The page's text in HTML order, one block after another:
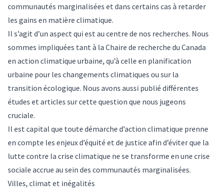
communautés marginalisées et dans certains cas à retarder
les gains en matière climatique.
Il s’agit d’un aspect qui est au centre de nos recherches. Nous
sommes impliquées tant à la Chaire de recherche du Canada
en action climatique urbaine, qu’à celle en planification
urbaine pour les changements climatiques ou sur la
transition écologique. Nous avons aussi publié différentes
études et articles sur cette question que nous jugeons
cruciale.
Il est capital que toute démarche d’action climatique prenne
en compte les enjeux d’équité et de justice afin d’éviter que la
lutte contre la crise climatique ne se transforme en une crise
sociale accrue au sein des communautés marginalisées.
Villes, climat et inégalités